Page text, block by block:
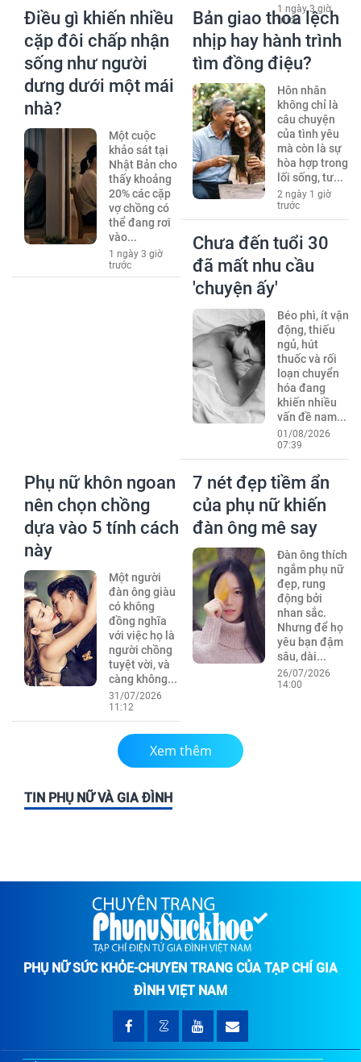
1 ngày 3 giờ
trước
Điều gì khiến nhiều
cặp đôi chấp nhận
sống như người
dưng dưới một mái
nhà?
Một cuộc
khảo sát tại
Nhật Bản cho
thấy khoảng
20% các cặp
vợ chồng có
thể đang rơi
vào...
1 ngày 3 giờ
trước
Bản giao thoa lệch
nhịp hay hành trình
tìm đồng điệu?
Hôn nhân
không chỉ là
câu chuyện
của tình yêu
mà còn là sự
hòa hợp trong
lối sống, tư...
2 ngày 1 giờ
trước
Chưa đến tuổi 30
đã mất nhu cầu
'chuyện ấy'
Béo phì, ít vận
động, thiếu
ngủ, hút
thuốc và rối
loạn chuyển
hóa đang
khiến nhiều
vấn đề nam...
01/08/2026
07:39
Phụ nữ khôn ngoan
nên chọn chồng
dựa vào 5 tính cách
này
Một người
đàn ông giàu
có không
đồng nghĩa
với việc họ là
người chồng
tuyệt vời, và
càng không...
31/07/2026
11:12
7 nét đẹp tiềm ẩn
của phụ nữ khiến
đàn ông mê say
Đàn ông thích
ngắm phụ nữ
đẹp, rung
động bởi
nhan sắc.
Nhưng để họ
yêu bạn đậm
sâu, dài...
26/07/2026
14:00
Xem thêm
TIN PHỤ NỮ VÀ GIA ĐÌNH
PHỤ NỮ SỨC KHỎE-CHUYÊN TRANG CỦA TẠP CHÍ GIA
ĐÌNH VIỆT NAM